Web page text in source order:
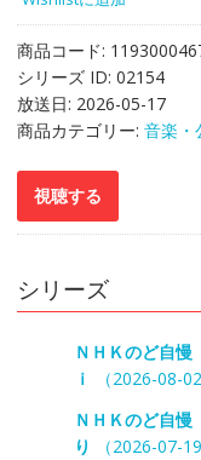
商品コード:
シリーズ ID: 02154
放送日: 2026-05-17
商品カテゴリー: 音楽・
シリーズ
ＮＨＫのど自
ｉ
（2026-08-02
ＮＨＫのど自
り
（2026-07-19